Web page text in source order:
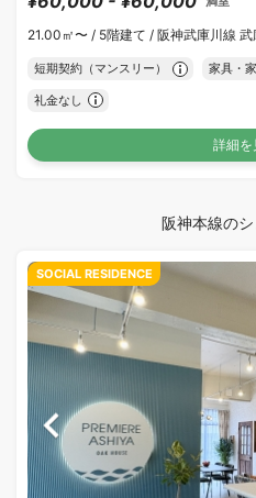
21.00㎡〜 / 5階建て / 阪神武庫川線
短期契約（マンスリー） 家具・
礼金なし
詳細を
阪神本線の
SOCIAL RESIDENCE